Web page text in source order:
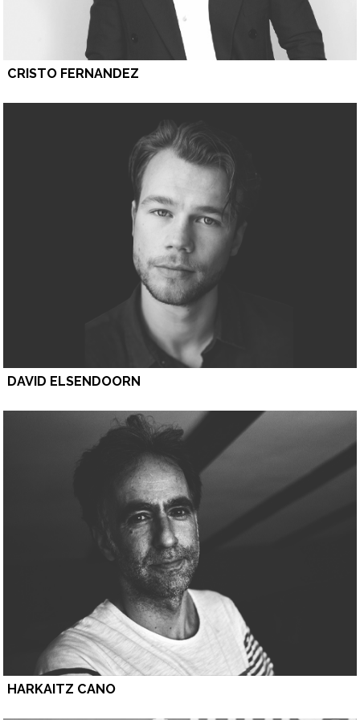
CRISTO FERNANDEZ
DAVID ELSENDOORN
HARKAITZ CANO